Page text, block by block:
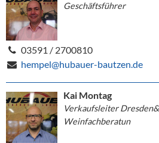
Geschäftsführer
03591 / 2700810
hempel@hubauer-bautzen.de
Kai Montag
Verkaufsleiter
Weinfachberatun